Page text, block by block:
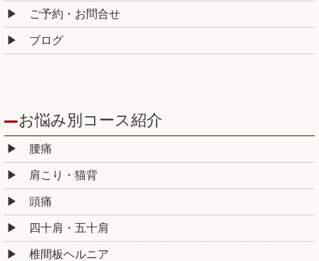
ご予約・お問合せ
ブログ
お悩み別コース紹介
腰痛
肩こり・猫背
頭痛
四十肩・五十肩
椎間板ヘルニア